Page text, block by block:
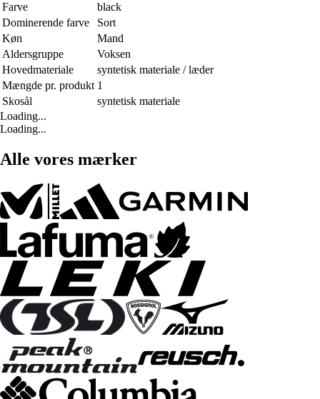
Farve
black
Dominerende farve
Sort
Køn
Mand
Aldersgruppe
Voksen
Hovedmateriale
syntetisk materiale / læder
Mængde pr. produkt 1
Skosål
syntetisk materiale
Loading...
Loading...
Alle vores mærker